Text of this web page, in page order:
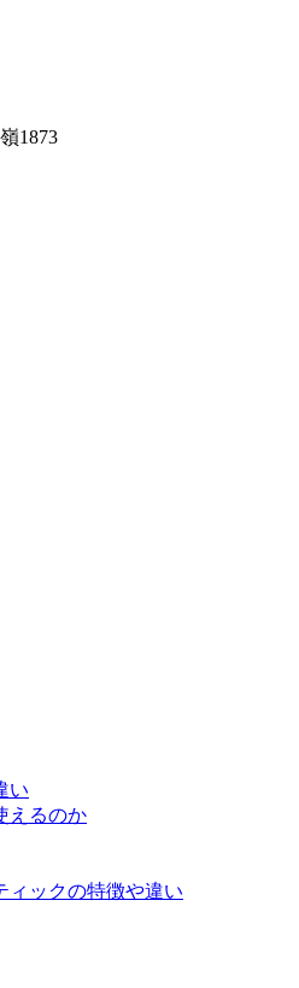
1873
い
えるのか
ィックの特徴や違い